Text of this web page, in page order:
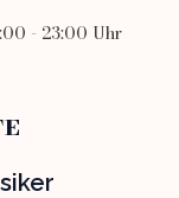
- 23:00 Uhr